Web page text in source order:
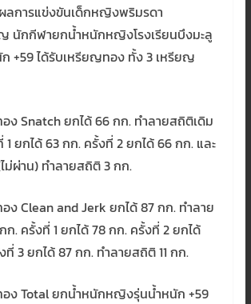
ลการแข่งขันเด็กหญิงพริมรดา
นักกีฬายกน้ำหนักหญิงโรงเรียนบึงมะลู
+59 ได้รับเหรียญทอง ทั้ง 3 เหรียญ
ง Snatch ยกได้ 66 กก. ทำลายสถิติเดิม
1 ยกได้ 63 กก. ครั้งที่ 2 ยกได้ 66 กก. และ
ม่ผ่าน) ทำลายสถิติ 3 กก.
ง Clean and Jerk ยกได้ 87 กก. ทำลาย
. ครั้งที่ 1 ยกได้ 78 กก. ครั้งที่ 2 ยกได้
ที่ 3 ยกได้ 87 กก. ทำลายสถิติ 11 กก.
ง Total ยกน้ำหนักหญิงรุ่นน้ำหนัก +59